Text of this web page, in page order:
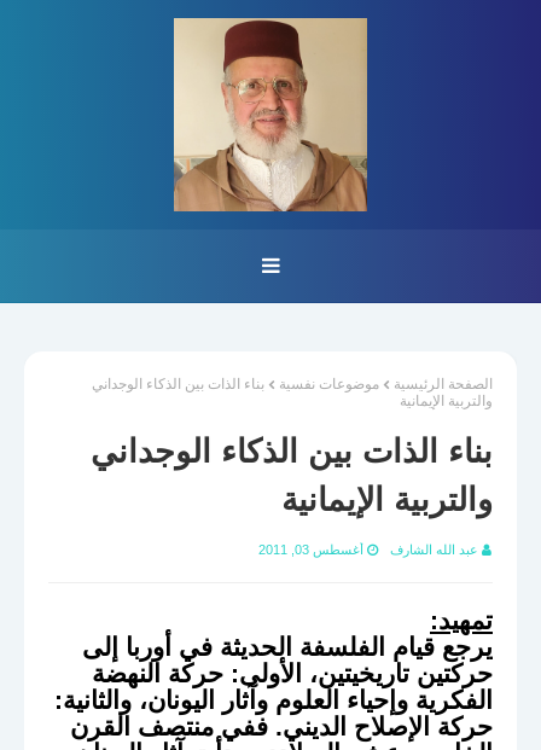
الصفحة الرئيسية موضوعات نفسية
بناء الذات بين الذكاء الوجداني
والتربية الإيمانية
بناء الذات بين الذكاء الوجداني
والتربية الإيمانية
عبد الله الشارف أغسطس 03, 2011
تمهيد:
يرجع قيام الفلسفة الحديثة في أوربا إلى
حركتين تاريخيتين، الأولى: حركة النهضة
الفكرية وإحياء العلوم وآثار اليونان، والثانية:
حركة الإصلاح الديني. ففي منتصف القرن